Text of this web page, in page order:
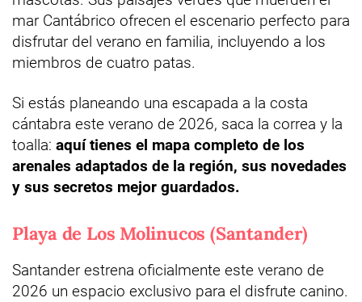
mar Cantábrico ofrecen el escenario perfecto para
disfrutar del verano en familia, incluyendo a los
miembros de cuatro patas.
Si estás planeando una escapada a la costa
cántabra este verano de 2026, saca la correa y la
toalla: aquí tienes el mapa completo de los
arenales adaptados de la región, sus novedades
y sus secretos mejor guardados.
Playa de Los Molinucos (Santander)
Santander estrena oficialmente este verano de
2026 un espacio exclusivo para el disfrute canino.